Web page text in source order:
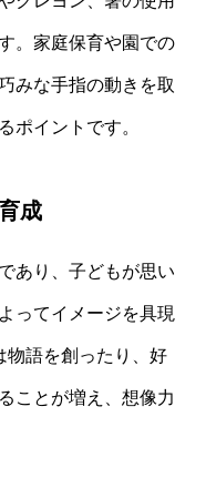
。家庭保育や園での
みな手指の動きを取
ポイントです。
成
あり、子どもが思い
ってイメージを具現
物語を創ったり、好
ことが増え、想像力